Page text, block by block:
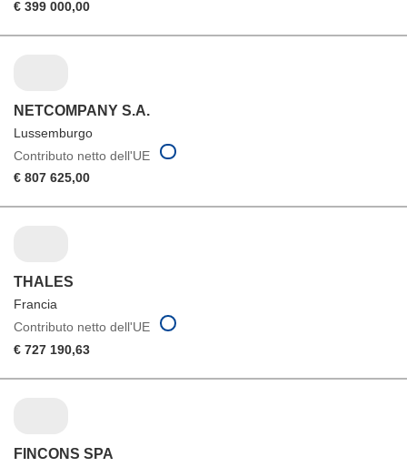
€ 399 000,00
NETCOMPANY S.A.
Lussemburgo
Contributo netto dell'UE
€ 807 625,00
THALES
Francia
Contributo netto dell'UE
€ 727 190,63
FINCONS SPA